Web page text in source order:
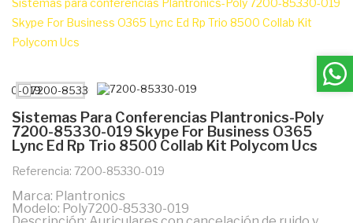
Skype For Business O365 Lync Ed Rp Trio 8500 Collab Kit
Polycom Ucs
Sistemas Para Conferencias Plantronics-Poly
7200-85330-019 Skype For Business O365
Lync Ed Rp Trio 8500 Collab Kit Polycom Ucs
Referencia: 7200-85330-019
Marca: Plantronics
Modelo: Poly7200-85330-019